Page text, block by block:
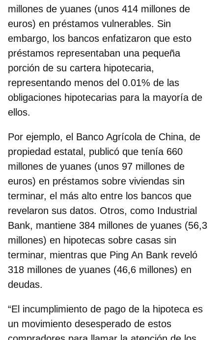
millones de yuanes (unos 414 millones de
euros) en préstamos vulnerables. Sin
embargo, los bancos enfatizaron que esto
préstamos representaban una pequeña
porción de su cartera hipotecaria,
representando menos del 0.01% de las
obligaciones hipotecarias para la mayoría de
ellos.
Por ejemplo, el Banco Agrícola de China, de
propiedad estatal, publicó que tenía 660
millones de yuanes (unos 97 millones de
euros) en préstamos sobre viviendas sin
terminar, el más alto entre los bancos que
revelaron sus datos. Otros, como Industrial
Bank, mantiene 384 millones de yuanes (56,3
millones) en hipotecas sobre casas sin
terminar, mientras que Ping An Bank reveló
318 millones de yuanes (46,6 millones) en
deudas.
“El incumplimiento de pago de la hipoteca es
un movimiento desesperado de estos